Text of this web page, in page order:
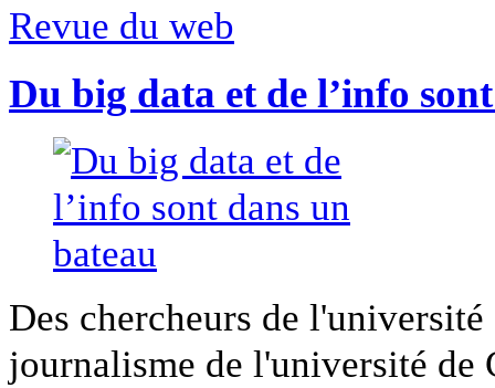
Revue du web
Du big data et de l’info
Des chercheurs de
journalisme de l'université